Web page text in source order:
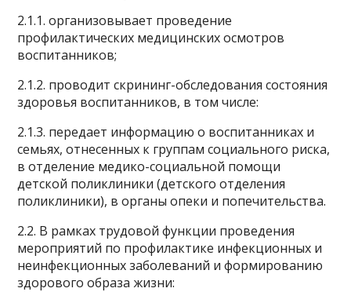
2.1.1. организовывает проведение
профилактических медицинских осмотров
воспитанников;
2.1.2. проводит скрининг-обследования состояния
здоровья воспитанников, в том числе:
2.1.3. передает информацию о воспитанниках и
семьях, отнесенных к группам социального риска,
в отделение медико-социальной помощи
детской поликлиники (детского отделения
поликлиники), в органы опеки и попечительства.
2.2. В рамках трудовой функции проведения
мероприятий по профилактике инфекционных и
неинфекционных заболеваний и формированию
здорового образа жизни: